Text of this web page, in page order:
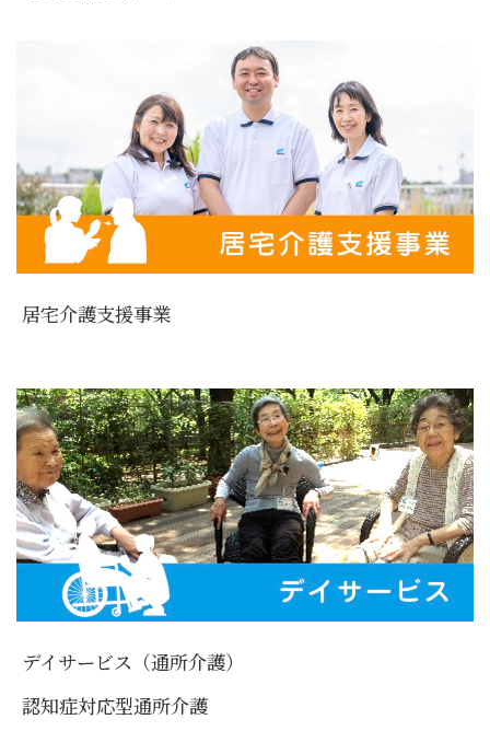
居宅介護支援事業
デイサービス（通所介護）
認知症対応型通所介護